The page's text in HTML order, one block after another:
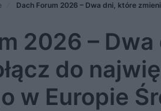
2026 –
do
w Europie